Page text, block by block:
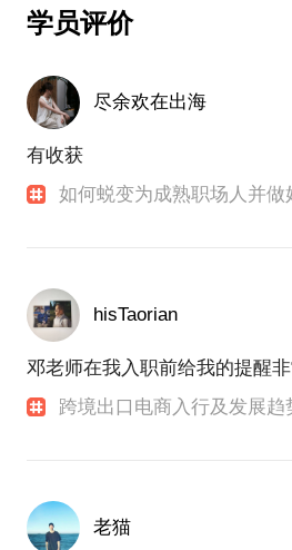
有兴趣，那我们不妨展开聊聊
客多等，看看有没有火花可以碰
和无线的整体工作，而后转型
跨境电商的产品、运营及推广
学员评价
尽余欢在出海
有收获
如何蜕变为成熟职场人并做
hisTaorian
邓老师在我入职前给我的提醒非
跨境出口电商入行及发展趋
老猫